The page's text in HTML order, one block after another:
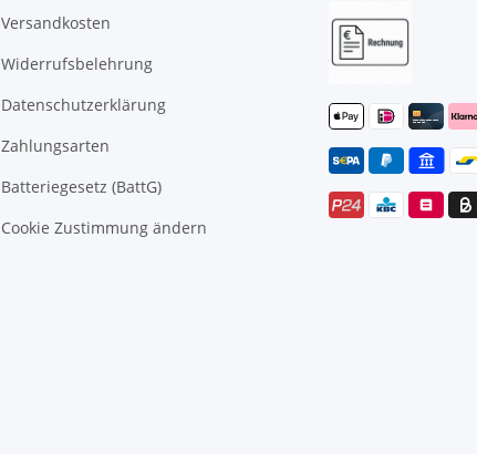
Versandkosten
Widerrufsbelehrung
Datenschutzerklärung
Zahlungsarten
Batteriegesetz (BattG)
Cookie Zustimmung ändern